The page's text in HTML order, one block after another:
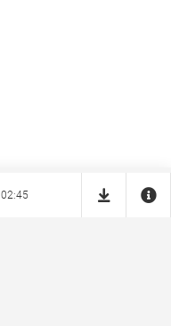
02:45